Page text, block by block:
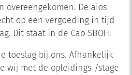
overeengekomen. De aios
op een vergoeding in tijd
Dit staat in de Cao SBOH.
toeslag bij ons. Afhankelijk
wij met de opleidings-/stage-